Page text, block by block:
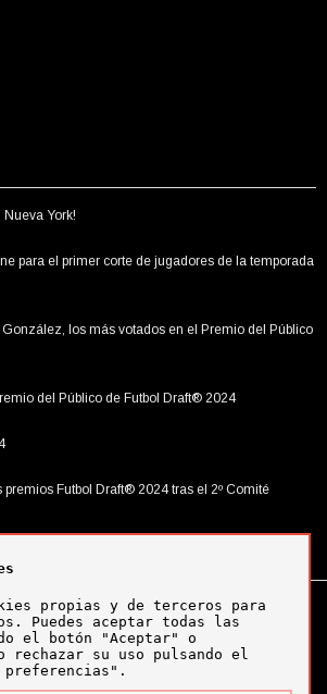
Nueva York!
para el primer corte de jugadores de la temporada
los más votados en el Premio del Público
del Público de Futbol Draft® 2024
Futbol Draft® 2024 tras el 2º Comité
Política de cookies
Política de privacidad
Aviso legal
propias y de terceros para
Puedes aceptar todas las
el botón "Aceptar" o
rechazar su uso pulsando el
preferencias".